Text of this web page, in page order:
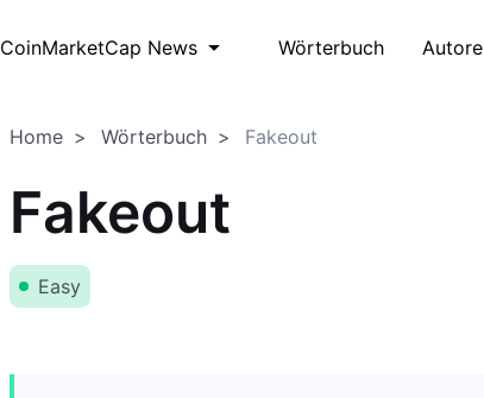
CoinMarketCap News Wörterbuch
Home Wörterbuch Fakeout
Fakeout
Easy